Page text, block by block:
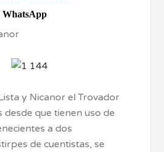
WhatsApp
y Nicanor el Trovador
desde que tienen uso de
a dos
de cuentistas, se